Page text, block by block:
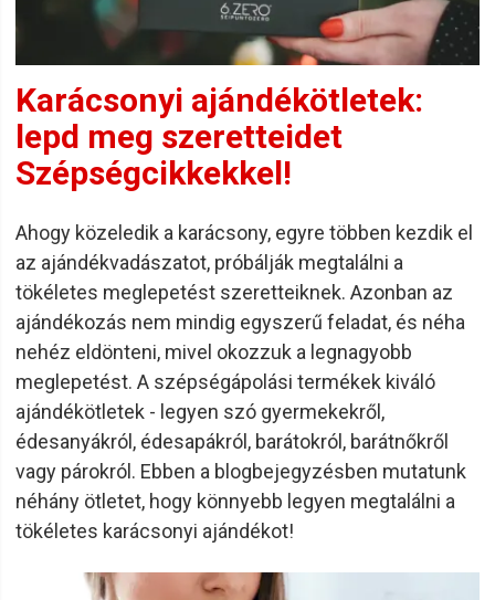
Karácsonyi ajándékötletek:
lepd meg szeretteidet
Szépségcikkekkel!
Ahogy közeledik a karácsony, egyre többen kezdik el
az ajándékvadászatot, próbálják megtalálni a
tökéletes meglepetést szeretteiknek. Azonban az
ajándékozás nem mindig egyszerű feladat, és néha
nehéz eldönteni, mivel okozzuk a legnagyobb
meglepetést. A szépségápolási termékek kiváló
ajándékötletek - legyen szó gyermekekről,
édesanyákról, édesapákról, barátokról, barátnőkről
vagy párokról. Ebben a blogbejegyzésben mutatunk
néhány ötletet, hogy könnyebb legyen megtalálni a
tökéletes karácsonyi ajándékot!